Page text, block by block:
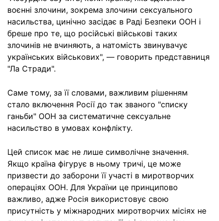
воєнні злочини, зокрема злочини сексуального
насильства, цинічно засідає в Раді Безпеки ООН і
бреше про те, що російські військові таких
злочинів не вчиняють, а натомість звинувачує
українських військових", — говорить представниця
"Ла Стради".
Саме тому, за її словами, важливим рішенням
стало включення Росії до так званого "списку
ганьби" ООН за систематичне сексуальне
насильство в умовах конфлікту.
Цей список має не лише символічне значення.
Якщо країна фігурує в ньому тричі, це може
призвести до заборони її участі в миротворчих
операціях ООН. Для України це принципово
важливо, адже Росія використовує свою
присутність у міжнародних миротворчих місіях не